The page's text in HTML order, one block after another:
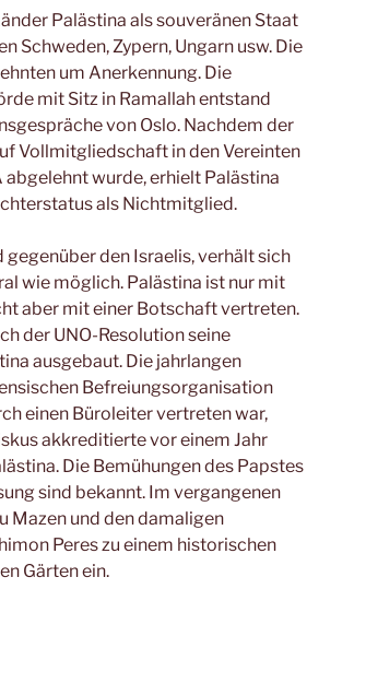
Palästina als souveränen Staat
Schweden, Zypern, Ungarn usw. Die
um Anerkennung. Die
mit Sitz in Ramallah entstand
von Oslo. Nachdem der
Vollmitgliedschaft in den Vereinten
abgelehnt wurde, erhielt Palästina
als Nichtmitglied.
den Israelis, verhält sich
wie möglich. Palästina ist nur mit
aber mit einer Botschaft vertreten.
der UNO-Resolution seine
ausgebaut. Die jahrlangen
Befreiungsorganisation
einen Büroleiter vertreten war,
akkreditierte vor einem Jahr
Die Bemühungen des Papstes
sind bekannt. Im vergangenen
Mazen und den damaligen
Peres zu einem historischen
Gärten ein.